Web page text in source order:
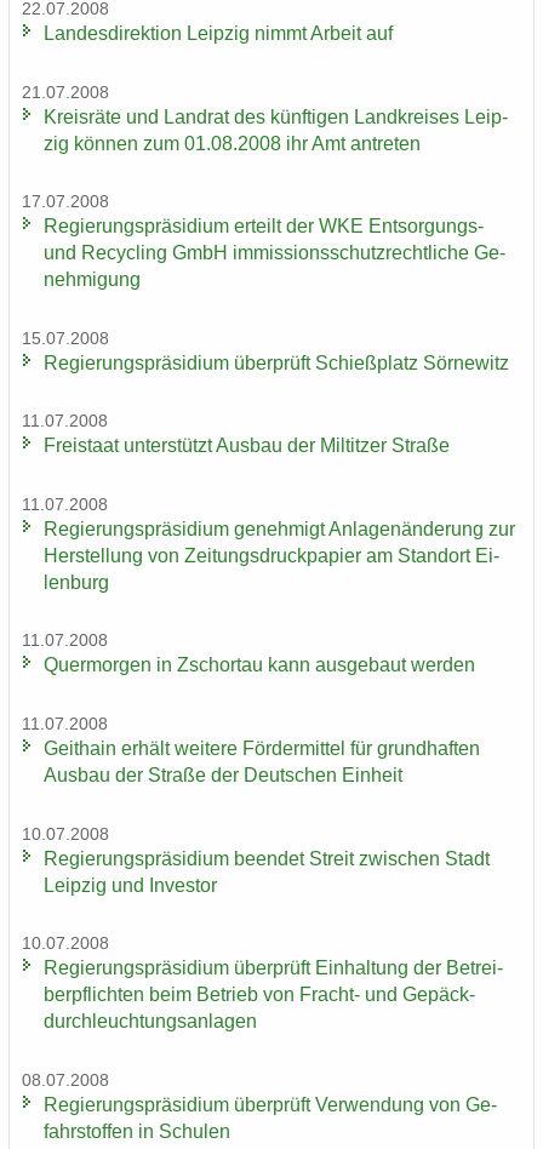
22.07.2008
Lan­des­di­rek­ti­on Leip­zig nimmt Ar­beit auf
21.07.2008
Kreis­rä­te und Land­rat des künf­ti­gen Land­krei­ses Leip­
zig kön­nen zum 01.08.2008 ihr Amt an­tre­ten
17.07.2008
Re­gie­rungs­prä­si­di­um er­teilt der WKE Entsorgungs-​
und Re­cy­cling GmbH im­mis­si­ons­schutz­recht­li­che Ge­
neh­mi­gung
15.07.2008
Re­gie­rungs­prä­si­di­um über­prüft Schieß­platz Sör­ne­witz
11.07.2008
Frei­staat un­ter­stützt Aus­bau der Mil­tit­zer Stra­ße
11.07.2008
Re­gie­rungs­prä­si­di­um ge­neh­migt An­la­gen­än­de­rung zur
Her­stel­lung von Zei­tungs­druck­pa­pier am Stand­ort Ei­
len­burg
11.07.2008
Quer­mor­gen in Zschor­tau kann aus­ge­baut wer­den
11.07.2008
Geit­hain er­hält wei­te­re För­der­mit­tel für grund­haf­ten
Aus­bau der Stra­ße der Deut­schen Ein­heit
10.07.2008
Re­gie­rungs­prä­si­di­um be­en­det Streit zwi­schen Stadt
Leip­zig und In­ves­tor
10.07.2008
Re­gie­rungs­prä­si­di­um über­prüft Ein­hal­tung der Be­trei­
ber­pflich­ten beim Be­trieb von Fracht-​ und Ge­päck­
durch­leuch­tungs­an­la­gen
08.07.2008
Re­gie­rungs­prä­si­di­um über­prüft Ver­wen­dung von Ge­
fahr­stof­fen in Schu­len